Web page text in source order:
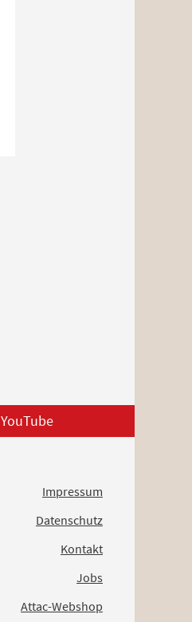
YouTube
Impressum
Datenschutz
Kontakt
Jobs
Attac-Webshop